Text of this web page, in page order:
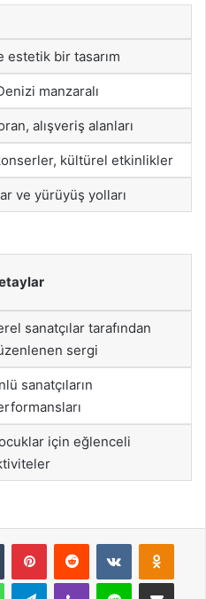
estetik bir tasarım
manzaralı
alışveriş alanları
kültürel etkinlikler
ve yürüyüş yolları
sanatçılar tarafından
sergi
sanatçıların
için eğlenceli
Tumblr PinterestReddit VKontakte
WhatsAppTelegramViber Line E-Posta ile